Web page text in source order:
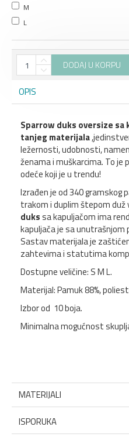
M
L
DODAJ U KORPU
OPIS
Sparrow duks oversize sa
tanjeg materijala
ležernosti, udobnosti,
ženama i muškarcima. To je
odeće koji je u trendu!
Izrađen je od 340 gramskog
trakom i duplim štepom duž
dukssa kapuljačom ima
kapuljača je sa unutrašnjom
Sastav materijala je
zahtevima i statutima
Dostupne veličine: S M L.
Materijal: Pamuk 88%,
Izbor od 10 boja.
Minimalna mogućnost
MATERIJALI
ISPORUKA